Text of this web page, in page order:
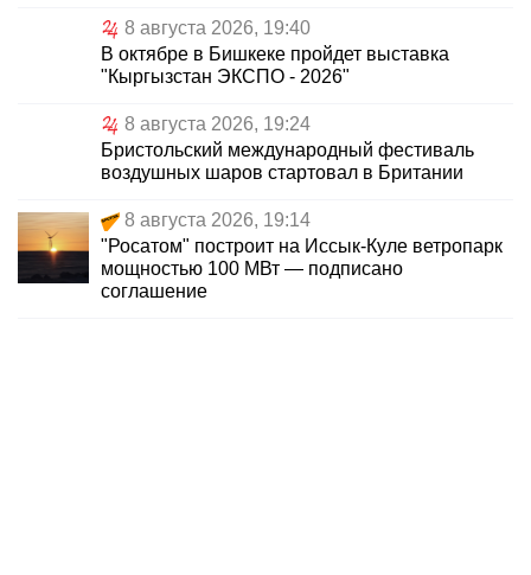
8 августа 2026, 19:40
В октябре в Бишкеке пройдет выставка
"Кыргызстан ЭКСПО - 2026"
8 августа 2026, 19:24
Бристольский международный фестиваль
воздушных шаров стартовал в Британии
8 августа 2026, 19:14
"Росатом" построит на Иссык-Куле ветропарк
мощностью 100 МВт — подписано
соглашение